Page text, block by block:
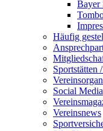
Bayer
Häufig
Sportstätten
Social Media
Vereinsnews